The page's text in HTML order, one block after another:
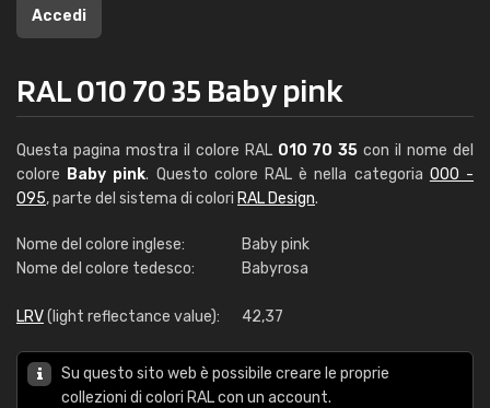
Accedi
RAL 010 70 35 Baby pink
Questa pagina mostra il colore RAL 010 70 35 con il nome del
colore Baby pink. Questo colore RAL è nella categoria 000 -
095, parte del sistema di colori RAL Design.
Nome del colore inglese:
Baby pink
Nome del colore tedesco:
Babyrosa
LRV(light reflectance value): 42,37
Su questo sito web è possibile creare le proprie
collezioni di colori RAL con un account.